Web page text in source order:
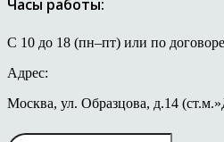
Часы работы:
С 10 до 18 (пн–пт) или по
Адрес:
Москва, ул. Образцова, д.14